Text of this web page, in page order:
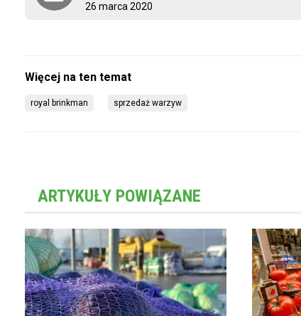
26 marca 2020
royal brinkman sprzedaż warzyw
ARTYKUŁY POWIĄZANE